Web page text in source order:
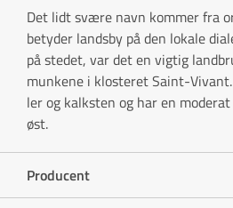
Det lidt svære navn kommer fra
betyder landsby på den lokale
på stedet, var det en vigtig
munkene i klosteret Saint-
ler og kalksten og har en
øst.
Producent